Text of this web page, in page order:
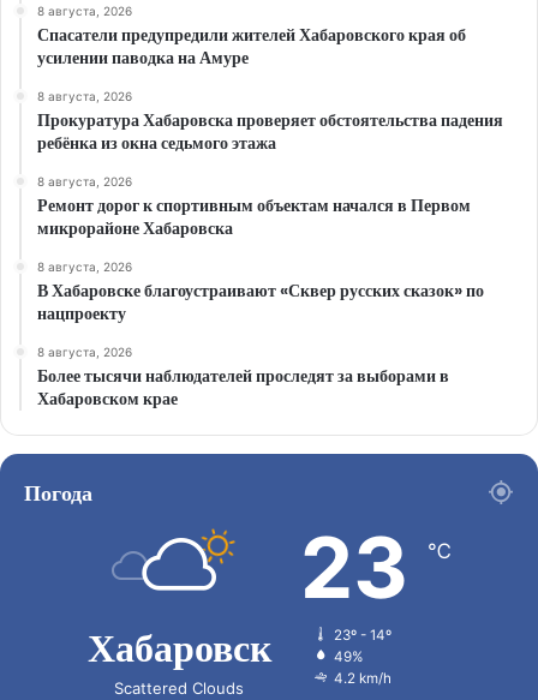
8 августа, 2026
Спасатели предупредили жителей Хабаровского края об
усилении паводка на Амуре
8 августа, 2026
Прокуратура Хабаровска проверяет обстоятельства падения
ребёнка из окна седьмого этажа
8 августа, 2026
Ремонт дорог к спортивным объектам начался в Первом
микрорайоне Хабаровска
8 августа, 2026
В Хабаровске благоустраивают «Сквер русских сказок» по
нацпроекту
8 августа, 2026
Более тысячи наблюдателей проследят за выборами в
Хабаровском крае
Погода
Хабаровск
Scattered Clouds
23 ℃
23º - 14º
49%
4.2 km/h